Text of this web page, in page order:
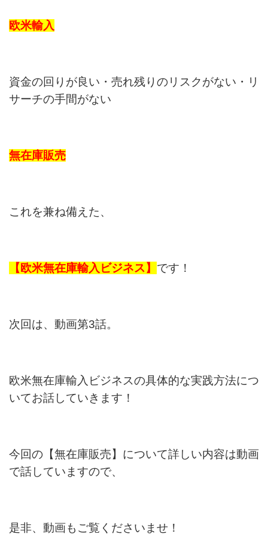
欧米輸入
資金の回りが良い・売れ残りのリスクがない・リ
サーチの手間がない
無在庫販売
これを兼ね備えた、
【欧米無在庫輸入ビジネス】 です！
次回は、動画第3話。
欧米無在庫輸入ビジネスの具体的な実践方法につ
いてお話していきます！
今回の【無在庫販売】について詳しい内容は動画
で話していますので、
是非、動画もご覧くださいませ！